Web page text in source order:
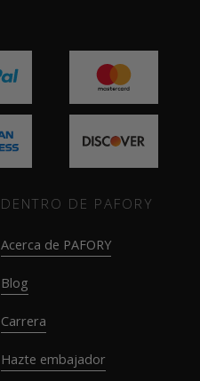
DENTRO DE PAFORY
Acerca de PAFORY
Blog
Carrera
Hazte embajador